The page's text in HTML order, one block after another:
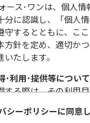
ース･ワンは、個人情
分に認識し、「個人
守するとともに、こ
方針を定め、適切か
たします。
･利用･提供等について
する際は、その利用
し、その目的達成に必
公正な手段を用い、同
シーポリシーに同意し